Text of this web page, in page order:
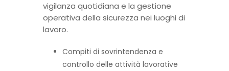
vigilanza quotidiana e la gestione
operativa della sicurezza nei luoghi di
lavoro.
Compiti di sovrintendenza e
controllo delle attività lavorative